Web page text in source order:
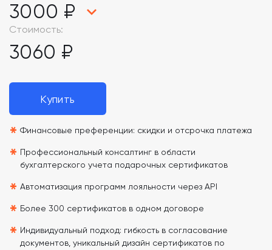
3000 ₽
Стоимость:
3060 ₽
Купить
* Финансовые преференции: скидки и отсрочка платежа
* Профессиональный консалтинг в области
бухгалтерского учета подарочных сертификатов
* Автоматизация программ лояльности через API
* Более 300 сертификатов в одном договоре
* Индивидуальный подход: гибкость в согласование
документов, уникальный дизайн сертификатов по